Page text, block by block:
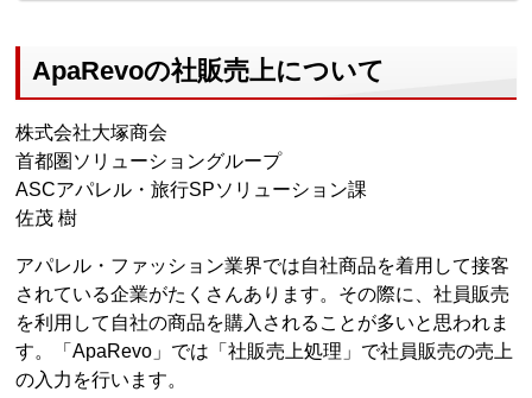
ApaRevoの社販売上について
株式会社大塚商会
首都圏ソリューショングループ
ASCアパレル・旅行SPソリューション課
佐茂 樹
アパレル・ファッション業界では自社商品を着用して接客
されている企業がたくさんあります。その際に、社員販売
を利用して自社の商品を購入されることが多いと思われま
す。「ApaRevo」では「社販売上処理」で社員販売の売上
の入力を行います。